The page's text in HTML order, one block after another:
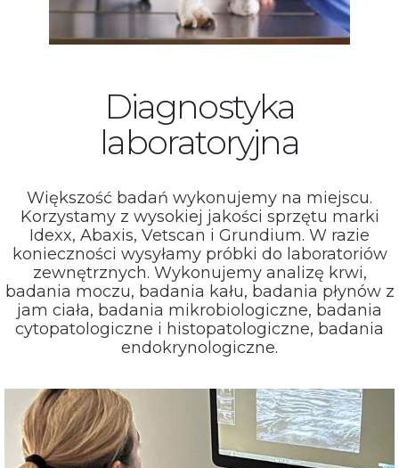
Diagnostyka
laboratoryjna
Większość badań wykonujemy na miejscu.
Korzystamy z wysokiej jakości sprzętu marki
Idexx, Abaxis, Vetscan i Grundium. W razie
konieczności wysyłamy próbki do laboratoriów
zewnętrznych. Wykonujemy analizę krwi,
badania moczu, badania kału, badania płynów z
jam ciała, badania mikrobiologiczne, badania
cytopatologiczne i histopatologiczne, badania
endokrynologiczne.